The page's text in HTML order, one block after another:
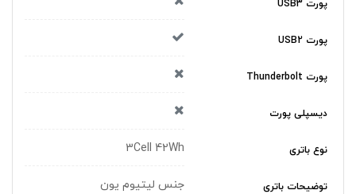
پورت USB3
پورت USB2
پورت Thunderbolt
دیسپلی پورت
نوع باتری 3Cell 42Wh
توضیحات باتری جنس لیتیوم یون